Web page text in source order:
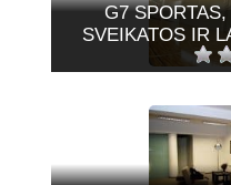
G7
SVEIKATOS IR